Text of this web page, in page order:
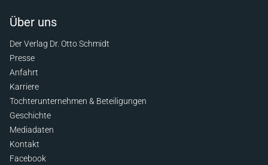
Über uns
Der Verlag Dr. Otto Schmidt
Presse
Anfahrt
Karriere
Tochterunternehmen & Beteiligungen
Geschichte
Mediadaten
Kontakt
Facebook